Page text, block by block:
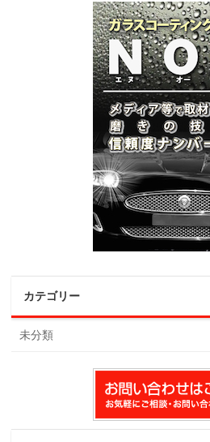
カテゴリー
未分類